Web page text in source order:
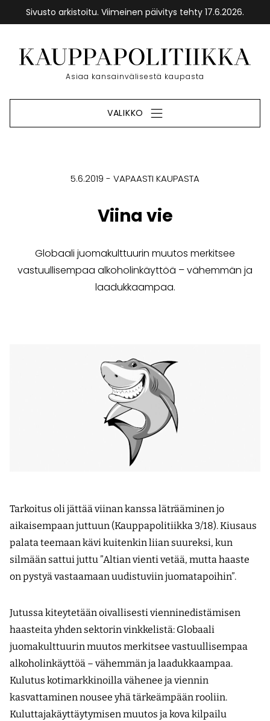
Sivusto arkistoitu. Viimeinen päivitys tehty 17.6.2026.
sisältöön
Etusivu
Asiaa kansainvälisestä kaupasta
VALIKKO
5.6.2019 VAPAASTI KAUPASTA
Viina vie
Globaali juomakulttuurin muutos merkitsee
vastuullisempaa alkoholinkäyttöä – vähemmän ja
laadukkaampaa.
Tarkoitus oli jättää viinan kanssa läträäminen jo
aikaisempaan juttuun (Kauppapolitiikka 3/18). Kiusaus
palata teemaan kävi kuitenkin liian suureksi, kun
silmään sattui juttu ”Altian vienti vetää, mutta haaste
on pystyä vastaamaan uudistuviin juomatapoihin”.
Jutussa kiteytetään oivallisesti vienninedistämisen
haasteita yhden sektorin vinkkelistä: Globaali
juomakulttuurin muutos merkitsee vastuullisempaa
alkoholinkäyttöä – vähemmän ja laadukkaampaa.
Kulutus kotimarkkinoilla vähenee ja viennin
kasvattaminen nousee yhä tärkeämpään rooliin.
Kuluttajakäyttäytymisen muutos ja kova kilpailu